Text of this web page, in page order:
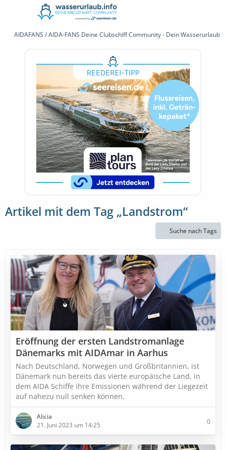
AIDAFANS / AIDA-FANS Deine Clubschiff Community - Dein Wasserurlaub
Artikel mit dem Tag „Landstrom“
Suche nach Tags
Eröffnung der ersten Landstromanlage
Dänemarks mit AIDAmar in Aarhus
Nach Deutschland, Norwegen und Großbritannien, ist
Dänemark nun bereits das vierte europäische Land, in
dem AIDA Schiffe ihre Emissionen während der Liegezeit
auf nahezu null senken können.
Alicia
21. Juni 2023 um 14:25
0